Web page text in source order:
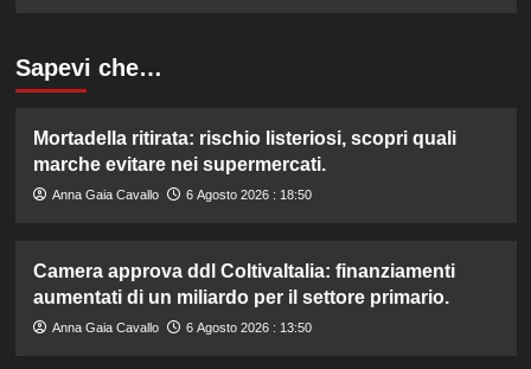
Sapevi che…
Mortadella ritirata: rischio listeriosi, scopri quali
marche evitare nei supermercati.
Anna Gaia Cavallo 6 Agosto 2026 : 18:50
Camera approva ddl ColtivaItalia: finanziamenti
aumentati di un miliardo per il settore primario.
Anna Gaia Cavallo 6 Agosto 2026 : 13:50